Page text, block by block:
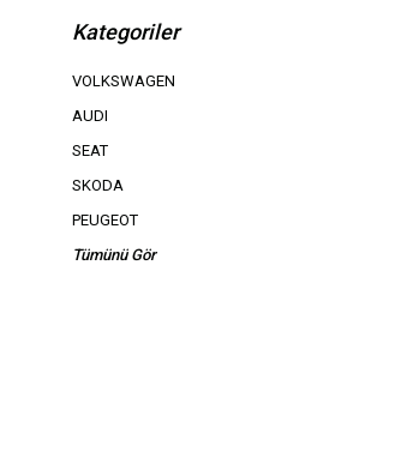
Kategoriler
VOLKSWAGEN
AUDI
SEAT
SKODA
PEUGEOT
Tümünü Gör